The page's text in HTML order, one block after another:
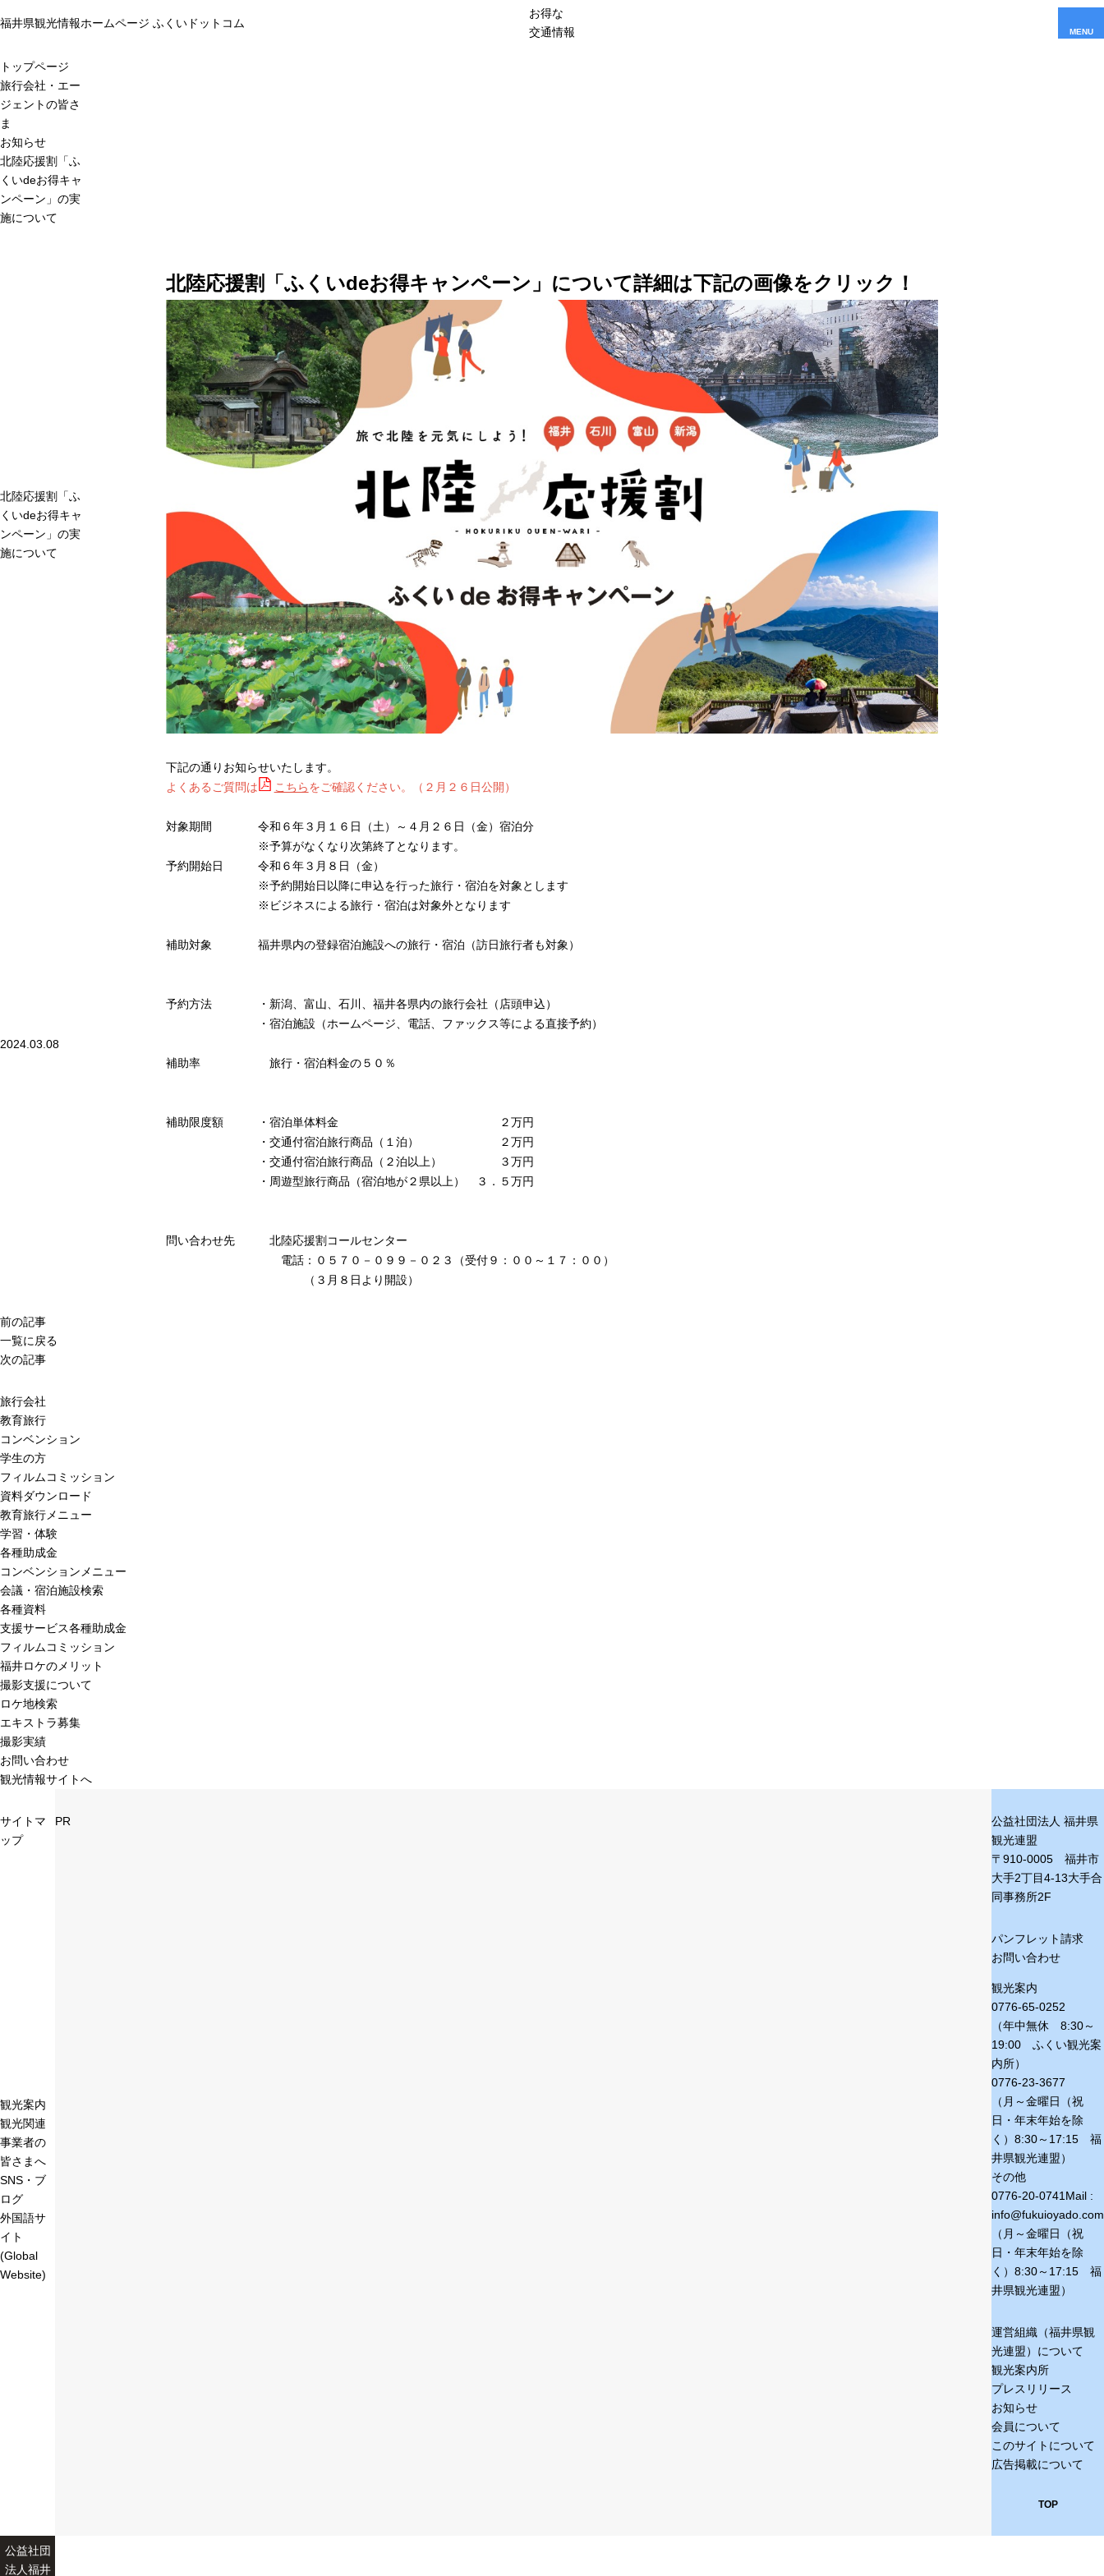
福井県観光情報ホームページ ふくいドットコム
お得な
交通情報
MENU
トップページ
旅行会社・エー
ジェントの皆さ
ま
お知らせ
北陸応援割「ふ
くいdeお得キャ
ンペーン」の実
施について
北陸応援割「ふ
くいdeお得キャ
ンペーン」の実
施について
2024.03.08
北陸応援割「ふくいdeお得キャンペーン」について詳細は下記の画像をクリック！
下記の通りお知らせいたします。
よくあるご質問は
こちらをご確認ください。（２月２６日公開）
対象期間 令和６年３月１６日（土）～４月２６日（金）宿泊分
※予算がなくなり次第終了となります。
予約開始日 令和６年３月８日（金）
※予約開始日以降に申込を行った旅行・宿泊を対象とします
※ビジネスによる旅行・宿泊は対象外となります
補助対象 福井県内の登録宿泊施設への旅行・宿泊（訪日旅行者も対象）
予約方法 ・新潟、富山、石川、福井各県内の旅行会社（店頭申込）
・宿泊施設（ホームページ、電話、ファックス等による直接予約）
補助率 旅行・宿泊料金の５０％
補助限度額 ・宿泊単体料金 ２万円
・交通付宿泊旅行商品（１泊） ２万円
・交通付宿泊旅行商品（２泊以上） ３万円
・周遊型旅行商品（宿泊地が２県以上） ３．５万円
問い合わせ先 北陸応援割コールセンター
電話：０５７０－０９９－０２３（受付９：００～１７：００）
（３月８日より開設）
前の記事
一覧に戻る
次の記事
旅行会社
教育旅行
コンベンション
学生の方
フィルムコミッション
資料ダウンロード
教育旅行メニュー
学習・体験
各種助成金
コンベンションメニュー
会議・宿泊施設検索
各種資料
支援サービス各種助成金
フィルムコミッション
福井ロケのメリット
撮影支援について
ロケ地検索
エキストラ募集
撮影実績
お問い合わせ
観光情報サイトへ
サイトマ
ップ
観光案内
観光関連
事業者の
皆さまへ
SNS・ブ
ログ
外国語サ
イト
(Global
Website)
PR
公益社団法人 福井県
観光連盟
〒910-0005 福井市
大手2丁目4-13大手合
同事務所2F
パンフレット請求
お問い合わせ
観光案内
0776-65-0252
（年中無休 8:30～
19:00 ふくい観光案
内所）
0776-23-3677
（月～金曜日（祝
日・年末年始を除
く） 8:30～17:15 福
井県観光連盟）
その他
0776-20-0741 Mail :
info@fukuioyado.com
（月～金曜日（祝
日・年末年始を除
く） 8:30～17:15 福
井県観光連盟）
運営組織（福井県観
光連盟）について
観光案内所
プレスリリース
お知らせ
会員について
このサイトについて
広告掲載について
TOP
公益社団
法人福井